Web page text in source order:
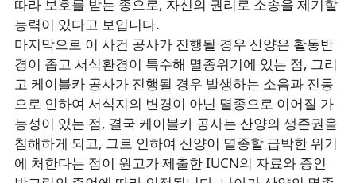
따라 보호를 받는 종으로, 자신의 권리로 소송을 제기할
능력이 있다고 보입니다.
마지막으로 이 사건 공사가 진행될 경우 산양은 활동반
경이 좁고 서식환경이 특수해 멸종위기에 있는 점, 그리
고 케이블카 공사가 진행될 경우 발생하는 소음과 진동
으로 인하여 서식지의 변경이 아닌 멸종으로 이어질 가
능성이 있는 점, 결국 케이블카 공사는 산양의 생존권을
침해하게 되고, 그로 인하여 산양이 멸종할 급박한 위기
에 처한다는 점이 원고가 제출한 IUCN의 자료와 증인